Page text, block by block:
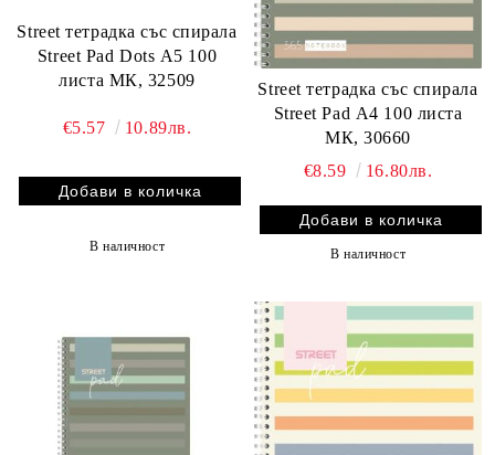
Street тетрадка със спирала
Street Pad Dots А5 100
листа МК, 32509
€5.57 10.89лв.
В наличност
Street тетрадка със спирала
Street Pad А4 100 листа
МК, 30660
€8.59
16.80лв.
В наличност